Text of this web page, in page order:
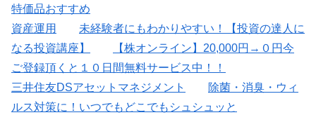
特価品おすすめ
資産運用
未経験者にもわかりやすい！【投資の達人に
なる投資講座】
【株オンライン】20,000円→０円今
ご登録頂くと１０日間無料サービス中！！
三井住友DSアセットマネジメント
除菌・消臭・ウィ
ルス対策に！いつでもどこでもシュシュッと